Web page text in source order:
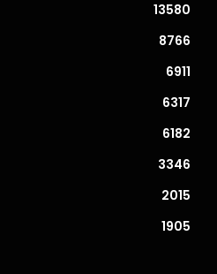
13580
8766
6911
6317
6182
3346
2015
1905